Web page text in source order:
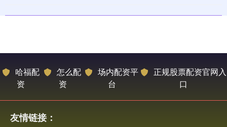
哈福配
资
怎么配
资
场内配资平
台
正规股票配资官网入
口
友情链接：